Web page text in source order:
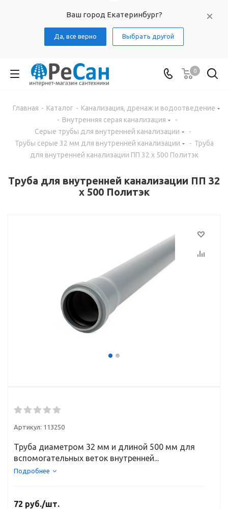
Ваш город Екатеринбург?
Да, все верно Выбрать другой
0
Главная - Каталог - Канализация, дренаж и водоотведение
- Внутренняя серая канализация
-
Серые трубы для внутренней канализации
-
Трубы серые 32 мм для внутренней канализации
- Труба
для внутренней канализации ПП 32 х 500 Политэк
Труба для внутренней канализации ПП 32
х 500 Политэк
Артикул: 113250
Труба диаметром 32 мм и длиной 500 мм для
вспомогательных веток внутренней...
Подробнее
72 руб./шт.